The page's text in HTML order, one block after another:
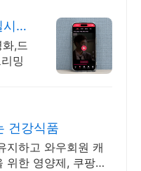
,드
밍
건강식품
지하고 와우회원 캐
위한 영양제, 쿠팡에